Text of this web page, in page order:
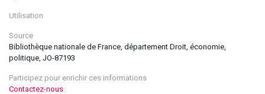
Utilisation
Source
Bibliothèque nationale de France, département Droit, économie,
politique, JO-87193
Participez pour enrichir ces informations
Contactez-nous